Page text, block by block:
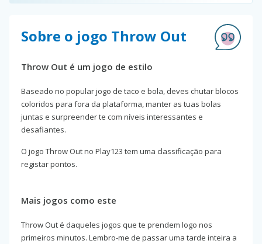
Sobre o jogo Throw Out
Throw Out é um jogo de estilo
Baseado no popular jogo de taco e bola, deves chutar blocos
coloridos para fora da plataforma, manter as tuas bolas
juntas e surpreender te com níveis interessantes e
desafiantes.
O jogo Throw Out no Play123 tem uma classificação para
registar pontos.
Mais jogos como este
Throw Out é daqueles jogos que te prendem logo nos
primeiros minutos. Lembro-me de passar uma tarde inteira a